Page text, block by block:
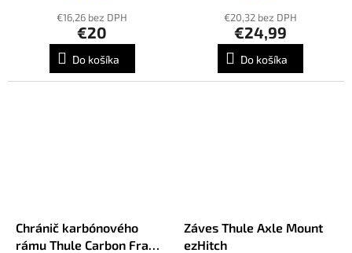
€16,26 bez DPH
€20
Do košíka
€20,32 bez DPH
€24,99
Do košíka
Chránič karbónového
rámu Thule Carbon Frame
Záves Thule Axle Mount
ezHitch